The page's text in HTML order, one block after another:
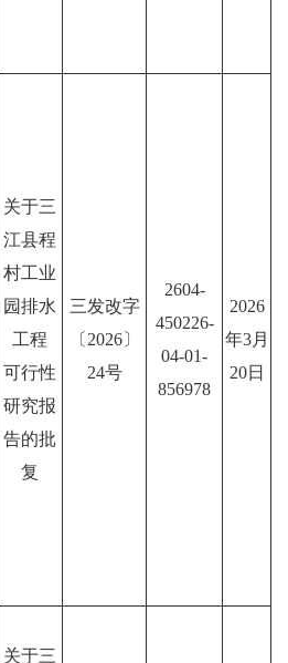
关于三
江县程
村工业
园排水
工程
可行性
研究报
告的批
复
三发改字
〔2026〕
24号
2604-
450226-
04-01-
856978
2026
年3月
20日
关于三